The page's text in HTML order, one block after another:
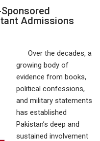
Sponsored
Admissions
Over the decades, a
growing body of
evidence from books,
political confessions,
and military statements
has established
Pakistan’s deep and
sustained involvement